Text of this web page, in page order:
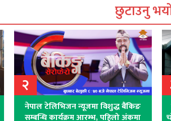
छुटाउनु
२
नेपाल टेलिभिजन न्यूजमा विशुद्ध बैंकिङ
सम्बन्धि कार्यक्रम आरम्भ, पहिलो अंकमा